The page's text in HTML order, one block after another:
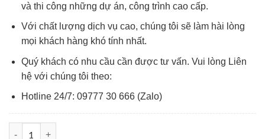
và thi công những dự án, công trình cao cấp.
Với chất lượng dịch vụ cao, chúng tôi sẽ làm hài lòng
mọi khách hàng khó tính nhất.
Quý khách có nhu cầu cần được tư vấn. Vui lòng Liên
hệ với chúng tôi theo:
Hotline 24/7: 09777 30 666 (Zalo)